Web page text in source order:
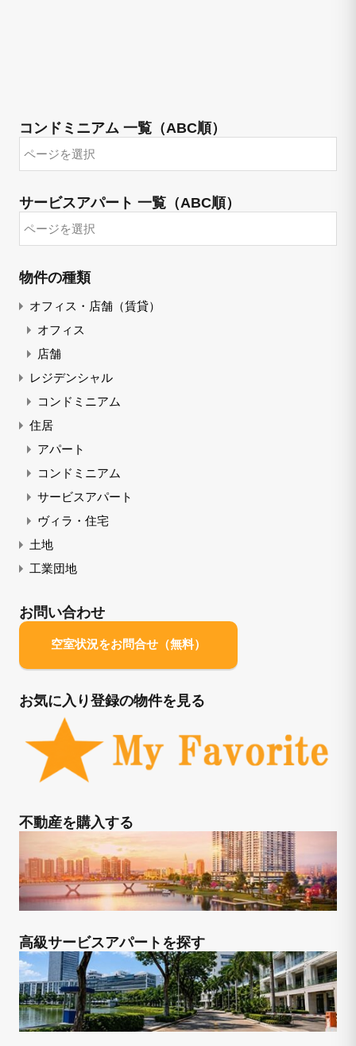
コンドミニアム 一覧（ABC順）
サービスアパート 一覧（ABC順）
物件の種類
オフィス・店舗（賃貸）
オフィス
店舗
レジデンシャル
コンドミニアム
住居
アパート
コンドミニアム
サービスアパート
ヴィラ・住宅
土地
工業団地
お問い合わせ
空室状況をお問合せ（無料）
お気に入り登録の物件を見る
不動産を購入する
高級サービスアパートを探す